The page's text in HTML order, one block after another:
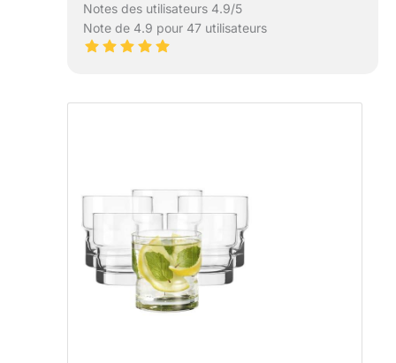
Notes des utilisateurs 4.9/5
Note de 4.9 pour 47 utilisateurs